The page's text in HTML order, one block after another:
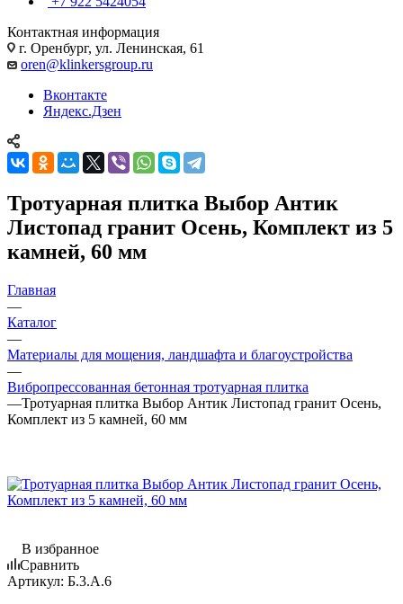
Контактная информация
г. Оренбург, ул. Ленинская, 61
oren@klinkersgroup.ru
Вконтакте
Яндекс.Дзен
Тротуарная плитка Выбор Антик
Листопад гранит Осень, Комплект из 5
камней, 60 мм
Главная
—
Каталог
—
Материалы для мощения, ландшафта и благоустройства
—
Вибропрессованная бетонная тротуарная плитка
—Тротуарная плитка Выбор Антик Листопад гранит Осень,
Комплект из 5 камней, 60 мм
В избранное
Сравнить
Артикул: Б.3.А.6